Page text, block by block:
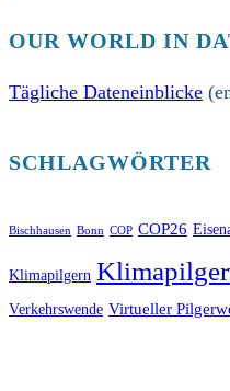
OUR WORLD IN
Tägliche Dateneinblicke
SCHLAGWÖRTER
Bischhausen Bonn COP COP26
Klimapilgern
Verkehrswende Virtueller